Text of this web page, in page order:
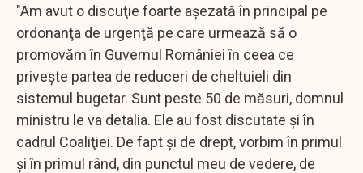
"Am avut o discuţie foarte aşezată în principal pe
ordonanţa de urgenţă pe care urmează să o
promovăm în Guvernul României în ceea ce
priveşte partea de reduceri de cheltuieli din
sistemul bugetar. Sunt peste 50 de măsuri, domnul
ministru le va detalia. Ele au fost discutate şi în
cadrul Coaliţiei. De fapt şi de drept, vorbim în primul
şi în primul rând, din punctul meu de vedere, de